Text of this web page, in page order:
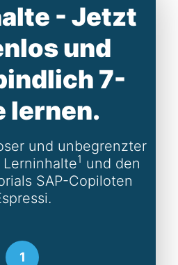
- Jetzt
und
7-
lernen.
und unbegrenzter
1 und den
SAP-Copiloten
1